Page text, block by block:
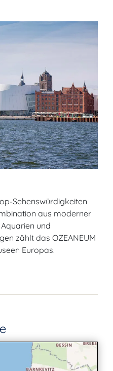
Sehenswürdigkeiten
aus moderner
und
zählt das OZEANEUM
Europas.